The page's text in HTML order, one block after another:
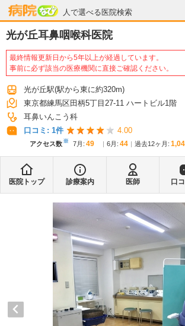
人で選べる医院検索
病院なび
光が丘耳鼻咽喉科医院
最終情報更新日から5年以上が経過しています。
事前に必ず該当の医療機関に直接ご確認ください。
光が丘駅(駅から東に約320m)
東京都練馬区田柄5丁目27-11 ハートビル1階
耳鼻いんこう科
口コミ: 1件 4.00
アクセス数※ 7月 : 49 6月 : 44 過去12ヶ月:
医院トップ 診療案内 医師 口